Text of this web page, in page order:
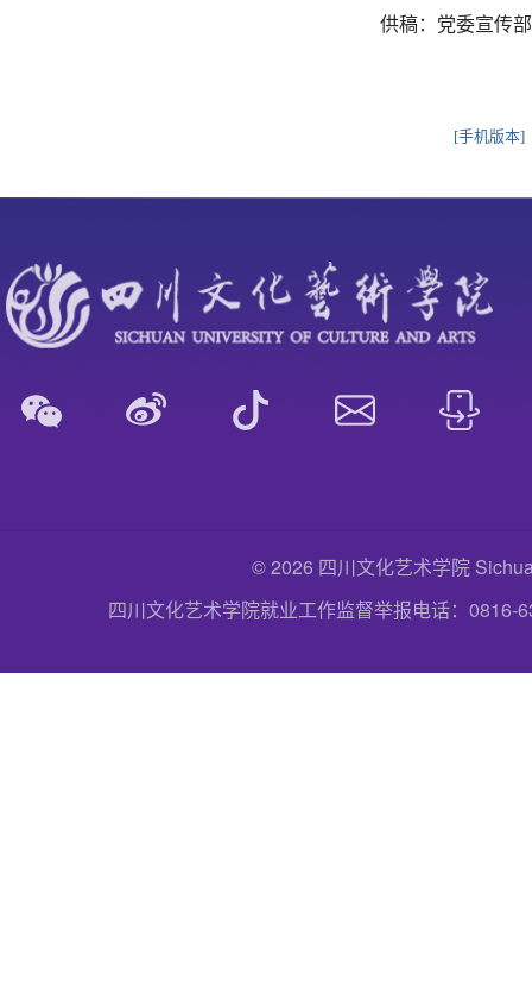
供稿：党委宣传
[手机版本]
© 2026 四川文化艺术学院
四川文化艺术学院就业工作监督举报电话：